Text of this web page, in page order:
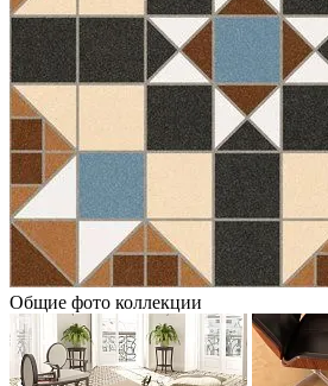
Общие фото коллекции